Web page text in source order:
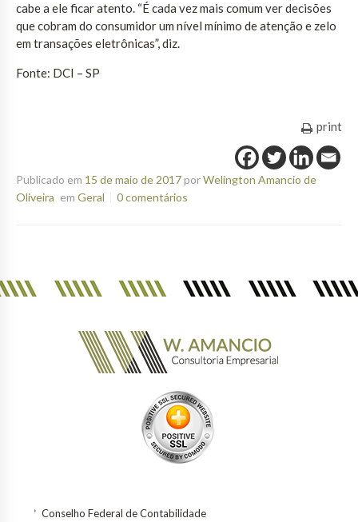
cabe a ele ficar atento. “É cada vez mais comum ver decisões
que cobram do consumidor um nível mínimo de atenção e zelo
em transações eletrônicas”, diz.
Fonte: DCI – SP
print
Publicado em 15 de maio de 2017porWelington Amancio de
Oliveira em Geral 0 comentários
Conselho Federal de Contabilidade